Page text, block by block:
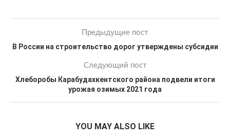
Предыдущие пост
В России на строительство дорог утверждены субсидии
Следующий пост
Хлеборобы Карабудахкентского района подвели итоги
урожая озимых 2021 года
YOU MAY ALSO LIKE